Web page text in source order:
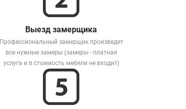
Выезд замерщика
Профессиональный замерщик произведет
все нужные замеры (замеры - платная
услуга и в стоимость мебели не входит)